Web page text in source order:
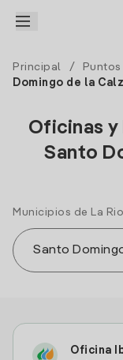
Principal /
Domingo de la
Oficinas y
Santo
Municipios de La
Oficina